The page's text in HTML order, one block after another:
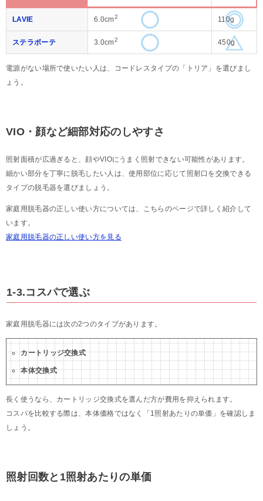
LAVIE 6.0cm2 110g
ステラボーテ 3.0cm2 450g
電源がない場所で使いたい人は、コードレスタイプの「トリア」を選びまし
ょう。
VIO・顔など細部対応のしやすさ
照射面積が広過ぎると、顔やVIOにうまく照射できない可能性があります。
細かい部分を丁寧に脱毛したい人は、使用部位に応じて照射口を交換できる
タイプの脱毛器を選びましょう。
家庭用脱毛器の正しい使い方については、こちらのページで詳しく紹介して
います。
家庭用脱毛器の正しい使い方を見る
1-3.コスパで選ぶ
家庭用脱毛器には次の2つのタイプがあります。
カートリッジ交換式
本体交換式
長く使うなら、カートリッジ交換式を選んだ方が費用を抑えられます。
コスパを比較する際は、本体価格ではなく「1照射あたりの単価」を確認しま
しょう。
照射回数と1照射あたりの単価